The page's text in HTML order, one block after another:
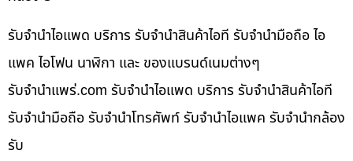
รับจำนำไอแพด บริการ รับจำนำสินค้าไอที รับจำนำมือถือ ไอ
แพค ไอโฟน นาฬิกา และ ของแบรนด์เนมต่างๆ
รับจํานําแพร่.com รับจำนำไอแพด บริการ รับจำนำสินค้าไอที
รับจำนำมือถือ รับจำนำโทรศัพท์ รับจำนำไอแพค รับจำนำกล้อง
รับ